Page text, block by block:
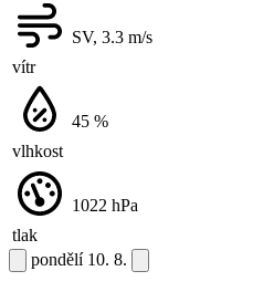
vítr
SV, 3.3 m/s
vlhkost
45 %
tlak
1022 hPa
pondělí 10. 8.